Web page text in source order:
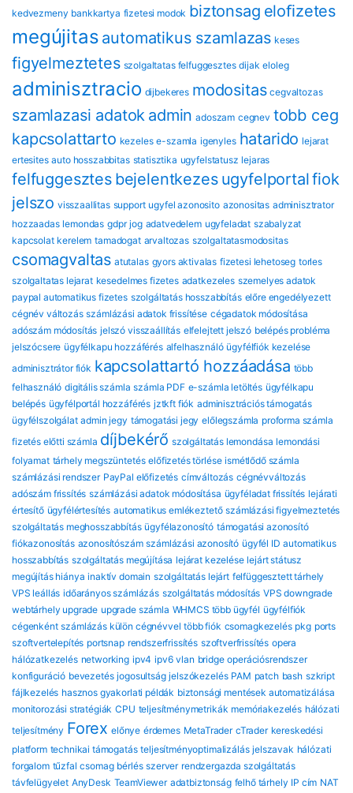
kedvezmeny bankkartya fizetesi modok biztonsag eloﬁzetes
megújitas automatikus szamlazas keses
figyelmeztetes szolgaltatas felfuggesztes dijak eloleg
adminisztracio dijbekeres modositas cegvaltozas
szamlazasi adatok admin adoszam cegnev tobb ceg
kapcsolattarto kezeles e-szamla igenyles hatarido lejarat
ertesites auto hosszabbitas statisztika ugyfelstatusz lejaras
felfuggesztes bejelentkezes ugyfelportalfiok
jelszo visszaallitas support ugyfel azonosito azonositas adminisztrator
hozzaadas lemondas gdpr jog adatvedelem ugyfeladat szabalyzat
kapcsolat kerelem tamadogat arvaltozas szolgaltatasmodositas
csomagvaltas atutalas gyors aktivalas fizetesi lehetoseg torles
szolgaltatas lejarat kesedelmes fizetes adatkezeles szemelyes adatok
paypal automatikus fizetes szolgáltatás hosszabbítás előre engedélyezett
cégnév változás számlázási adatok frissítése cégadatok módosítása
adószám módosítás jelszó visszaállítás elfelejtett jelszó belépés probléma
jelszócsere ügyfélkapu hozzáférés alfelhasználó ügyfélfiók kezelése
adminisztrátor fiók kapcsolattartó hozzáadása több
felhasználó digitális számla számla PDF e-számla letöltés ügyfélkapu
belépés ügyfélportál hozzáférés jztkft fiók adminisztrációs támogatás
ügyfélszolgálat admin jegy támogatási jegy előlegszámla proforma számla
fizetés előtti számla díjbekérő szolgáltatás lemondása lemondási
folyamat tárhely megszüntetés előfizetés törlése ismétlődő számla
számlázási rendszer PayPal előfizetés címváltozás cégnévváltozás
adószám frissítés számlázási adatok módosítása ügyféladat frissítés lejárati
értesítő ügyfélértesítés automatikus emlékeztető számlázási figyelmeztetés
szolgáltatás meghosszabbítás ügyfélazonosító támogatási azonosító
fiókazonosítás azonosítószám számlázási azonosító ügyfél ID automatikus
hosszabbítás szolgáltatás megújítása lejárat kezelése lejárt státusz
megújítás hiánya inaktív domain szolgáltatás lejárt felfüggesztett tárhely
VPS leállás időarányos számlázás szolgáltatás módosítás VPS downgrade
webtárhely upgrade upgrade számla WHMCS több ügyfél ügyfélfiók
cégenként számlázás külön cégnévvel több fiók csomagkezelés pkg ports
szoftvertelepítés portsnap rendszerfrissítés szoftverfrissítés opera
hálózatkezelés networking ipv4 ipv6 vlan bridge operációsrendszer
konfiguráció bevezetés jogosultság jelszókezelés PAM patch bash szkript
fájlkezelés hasznos gyakorlati példák biztonsági mentések automatizálása
monitorozási stratégiák CPU teljesítménymetrikák memóriakezelés hálózati
teljesítmény Forex előnye érdemes MetaTrader cTrader kereskedési
platform technikai támogatás teljesítményoptimalizálás jelszavak hálózati
forgalom tűzfal csomag bérlés szerver rendzergazda szolgáltatás
távfelügyelet AnyDesk TeamViewer adatbiztonság felhő tárhely IP cím NAT